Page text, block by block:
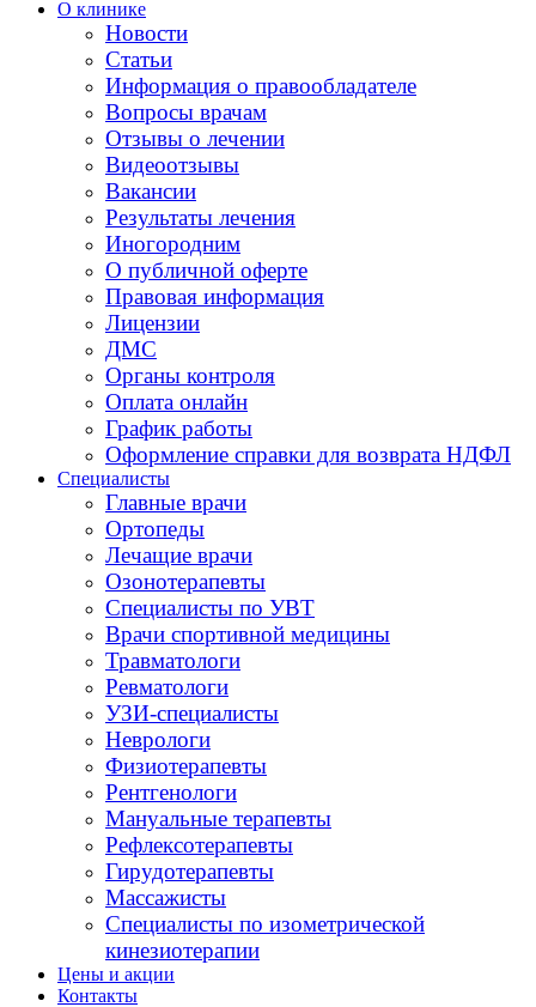
О клинике
Новости
Статьи
Информация о правообладателе
Вопросы врачам
Отзывы о лечении
Видеоотзывы
Вакансии
Результаты лечения
Иногородним
О публичной оферте
Правовая информация
Лицензии
ДМС
Органы контроля
Оплата онлайн
График работы
Оформление справки для возврата НДФЛ
Специалисты
Главные врачи
Ортопеды
Лечащие врачи
Озонотерапевты
Специалисты по УВТ
Врачи спортивной медицины
Травматологи
Ревматологи
УЗИ-специалисты
Неврологи
Физиотерапевты
Рентгенологи
Мануальные терапевты
Рефлексотерапевты
Гирудотерапевты
Массажисты
Специалисты по изометрической
кинезиотерапии
Цены и акции
Контакты